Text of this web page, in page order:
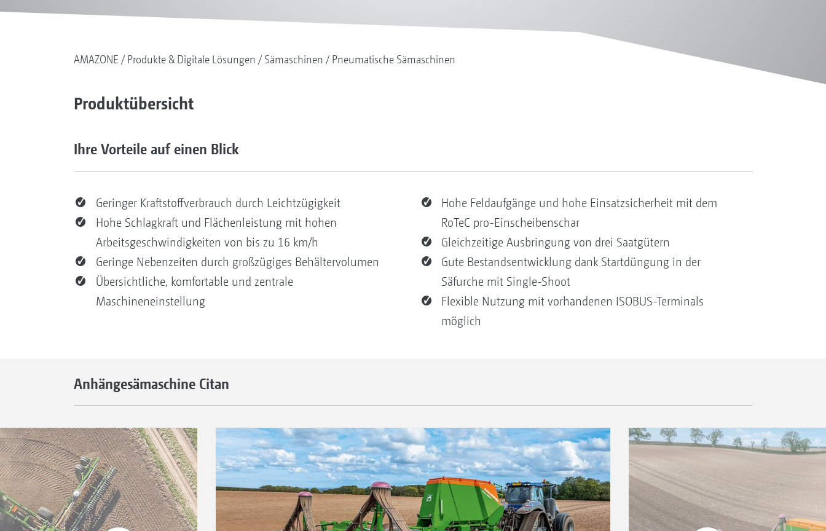
AMAZONE Produkte & Digitale Lösungen Sämaschinen Pneumatische Sämaschinen
Produktübersicht
Ihre Vorteile auf einen Blick
Geringer Kraftstoffverbrauch durch Leichtzügigkeit
Hohe Schlagkraft und Flächenleistung mit hohen
Arbeitsgeschwindigkeiten von bis zu 16 km/h
Geringe Nebenzeiten durch großzügiges Behältervolumen
Übersichtliche, komfortable und zentrale
Maschineneinstellung
Hohe Feldaufgänge und hohe Einsatzsicherheit mit dem
RoTeC pro-Einscheibenschar
Gleichzeitige Ausbringung von drei Saatgütern
Gute Bestandsentwicklung dank Startdüngung in der
Säfurche mit Single-Shoot
Flexible Nutzung mit vorhandenen ISOBUS-Terminals
möglich
Anhängesämaschine Citan